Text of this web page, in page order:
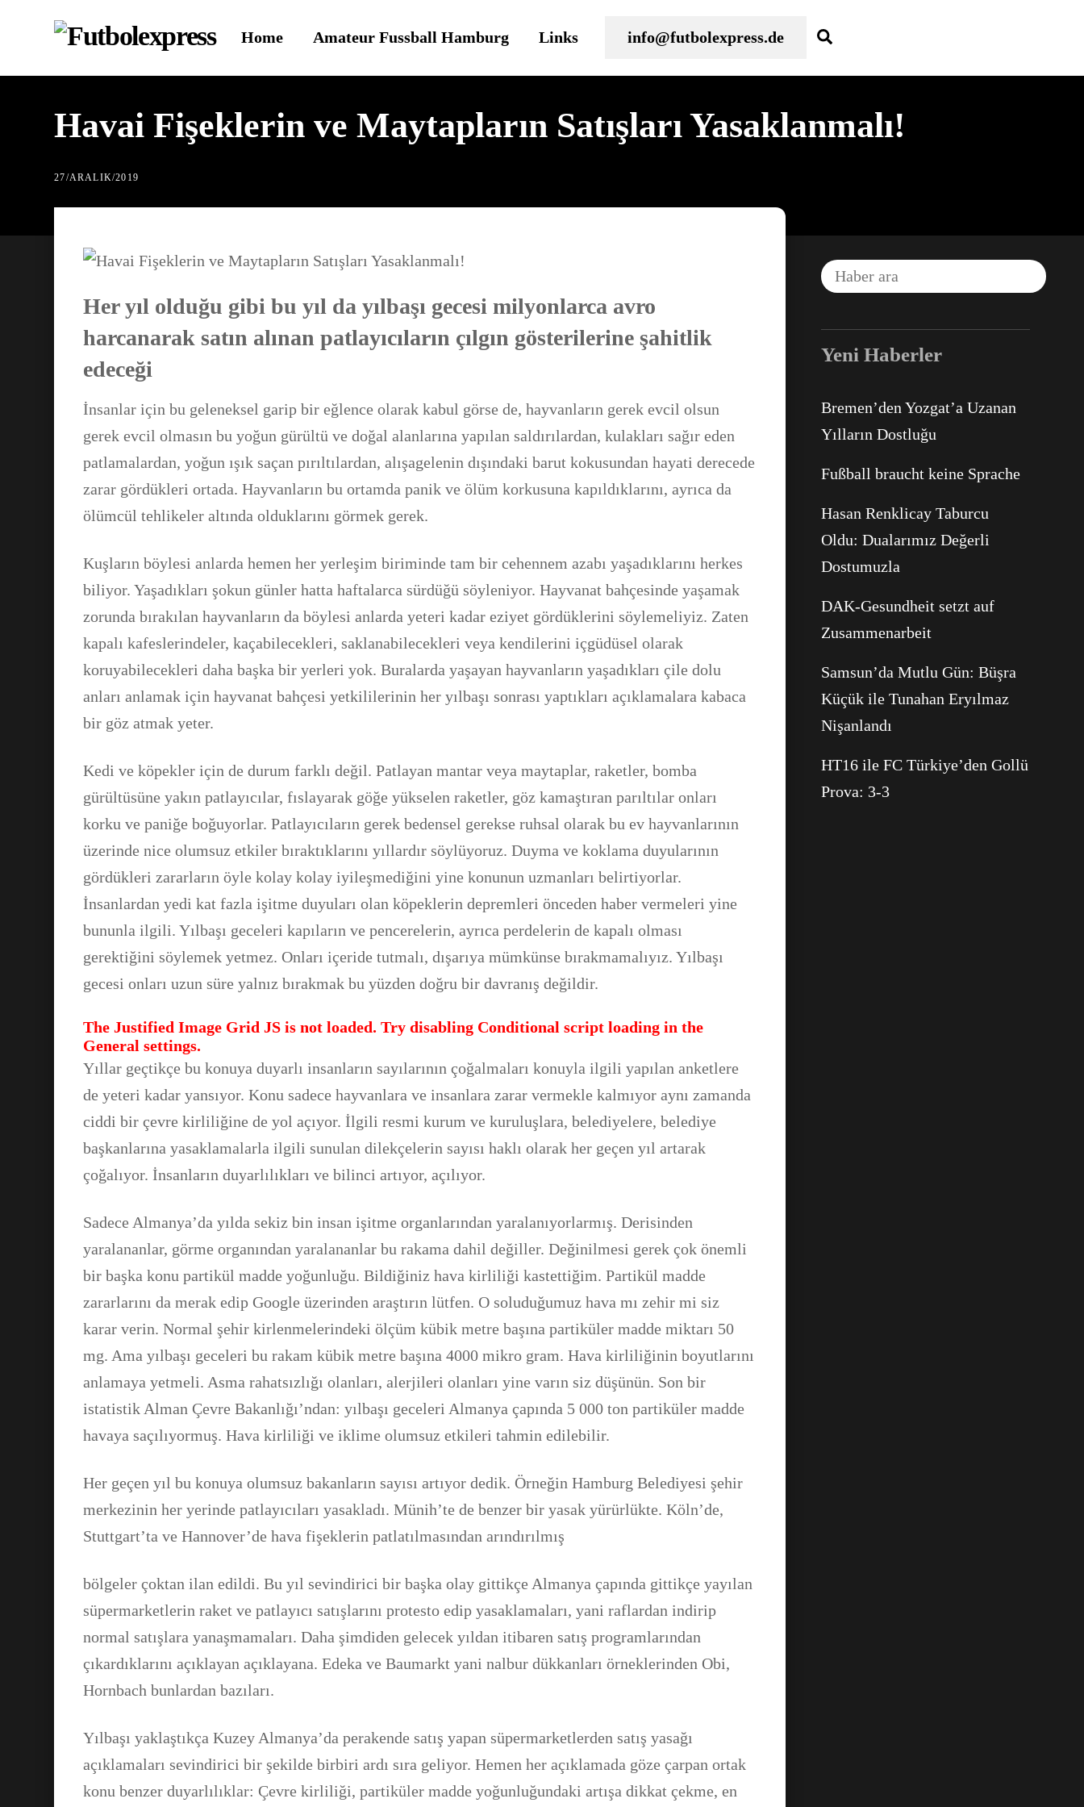
Home Amateur Fussball Hamburg Links info@futbolexpress.de
Havai Fişeklerin ve Maytapların Satışları Yasaklanmalı!
27/ARALIK/2019
Her yıl olduğu gibi bu yıl da yılbaşı gecesi milyonlarca avro
harcanarak satın alınan patlayıcıların çılgın gösterilerine şahitlik
edeceği
İnsanlar için bu geleneksel garip bir eğlence olarak kabul görse de, hayvanların gerek evcil olsun
gerek evcil olmasın bu yoğun gürültü ve doğal alanlarına yapılan saldırılardan, kulakları sağır eden
patlamalardan, yoğun ışık saçan pırıltılardan, alışagelenin dışındaki barut kokusundan hayati derecede
zarar gördükleri ortada. Hayvanların bu ortamda panik ve ölüm korkusuna kapıldıklarını, ayrıca da
ölümcül tehlikeler altında olduklarını görmek gerek.
Kuşların böylesi anlarda hemen her yerleşim biriminde tam bir cehennem azabı yaşadıklarını herkes
biliyor. Yaşadıkları şokun günler hatta haftalarca sürdüğü söyleniyor. Hayvanat bahçesinde yaşamak
zorunda bırakılan hayvanların da böylesi anlarda yeteri kadar eziyet gördüklerini söylemeliyiz. Zaten
kapalı kafeslerindeler, kaçabilecekleri, saklanabilecekleri veya kendilerini içgüdüsel olarak
koruyabilecekleri daha başka bir yerleri yok. Buralarda yaşayan hayvanların yaşadıkları çile dolu
anları anlamak için hayvanat bahçesi yetkililerinin her yılbaşı sonrası yaptıkları açıklamalara kabaca
bir göz atmak yeter.
Kedi ve köpekler için de durum farklı değil. Patlayan mantar veya maytaplar, raketler, bomba
gürültüsüne yakın patlayıcılar, fıslayarak göğe yükselen raketler, göz kamaştıran parıltılar onları
korku ve paniğe boğuyorlar. Patlayıcıların gerek bedensel gerekse ruhsal olarak bu ev hayvanlarının
üzerinde nice olumsuz etkiler bıraktıklarını yıllardır söylüyoruz. Duyma ve koklama duyularının
gördükleri zararların öyle kolay kolay iyileşmediğini yine konunun uzmanları belirtiyorlar.
İnsanlardan yedi kat fazla işitme duyuları olan köpeklerin depremleri önceden haber vermeleri yine
bununla ilgili. Yılbaşı geceleri kapıların ve pencerelerin, ayrıca perdelerin de kapalı olması
gerektiğini söylemek yetmez. Onları içeride tutmalı, dışarıya mümkünse bırakmamalıyız. Yılbaşı
gecesi onları uzun süre yalnız bırakmak bu yüzden doğru bir davranış değildir.
The Justified Image Grid JS is not loaded. Try disabling Conditional script loading in the
General settings.
Yıllar geçtikçe bu konuya duyarlı insanların sayılarının çoğalmaları konuyla ilgili yapılan anketlere
de yeteri kadar yansıyor. Konu sadece hayvanlara ve insanlara zarar vermekle kalmıyor aynı zamanda
ciddi bir çevre kirliliğine de yol açıyor. İlgili resmi kurum ve kuruluşlara, belediyelere, belediye
başkanlarına yasaklamalarla ilgili sunulan dilekçelerin sayısı haklı olarak her geçen yıl artarak
çoğalıyor. İnsanların duyarlılıkları ve bilinci artıyor, açılıyor.
Sadece Almanya’da yılda sekiz bin insan işitme organlarından yaralanıyorlarmış. Derisinden
yaralananlar, görme organından yaralananlar bu rakama dahil değiller. Değinilmesi gerek çok önemli
bir başka konu partikül madde yoğunluğu. Bildiğiniz hava kirliliği kastettiğim. Partikül madde
zararlarını da merak edip Google üzerinden araştırın lütfen. O soluduğumuz hava mı zehir mi siz
karar verin. Normal şehir kirlenmelerindeki ölçüm kübik metre başına partiküler madde miktarı 50
mg. Ama yılbaşı geceleri bu rakam kübik metre başına 4000 mikro gram. Hava kirliliğinin boyutlarını
anlamaya yetmeli. Asma rahatsızlığı olanları, alerjileri olanları yine varın siz düşünün. Son bir
istatistik Alman Çevre Bakanlığı’ndan: yılbaşı geceleri Almanya çapında 5 000 ton partiküler madde
havaya saçılıyormuş. Hava kirliliği ve iklime olumsuz etkileri tahmin edilebilir.
Her geçen yıl bu konuya olumsuz bakanların sayısı artıyor dedik. Örneğin Hamburg Belediyesi şehir
merkezinin her yerinde patlayıcıları yasakladı. Münih’te de benzer bir yasak yürürlükte. Köln’de,
Stuttgart’ta ve Hannover’de hava fişeklerin patlatılmasından arındırılmış
bölgeler çoktan ilan edildi. Bu yıl sevindirici bir başka olay gittikçe Almanya çapında gittikçe yayılan
süpermarketlerin raket ve patlayıcı satışlarını protesto edip yasaklamaları, yani raflardan indirip
normal satışlara yanaşmamaları. Daha şimdiden gelecek yıldan itibaren satış programlarından
çıkardıklarını açıklayan açıklayana. Edeka ve Baumarkt yani nalbur dükkanları örneklerinden Obi,
Hornbach bunlardan bazıları.
Yılbaşı yaklaştıkça Kuzey Almanya’da perakende satış yapan süpermarketlerden satış yasağı
açıklamaları sevindirici bir şekilde birbiri ardı sıra geliyor. Hemen her açıklamada göze çarpan ortak
konu benzer duyarlılıklar: Çevre kirliliği, partiküler madde yoğunluğundaki artışa dikkat çekme, en
Yeni Haberler
Bremen’den Yozgat’a Uzanan
Yılların Dostluğu
Fußball braucht keine Sprache
Hasan Renklicay Taburcu
Oldu: Dualarımız Değerli
Dostumuzla
DAK-Gesundheit setzt auf
Zusammenarbeit
Samsun’da Mutlu Gün: Büşra
Küçük ile Tunahan Eryılmaz
Nişanlandı
HT16 ile FC Türkiye’den Gollü
Prova: 3-3